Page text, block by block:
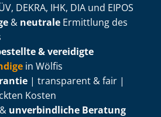
DEKRA, IHK, DIA und EIPOS
& neutrale Ermittlung des
& vereidigte
in Wölfis
| transparent & fair |
Kosten
& unverbindliche Beratung